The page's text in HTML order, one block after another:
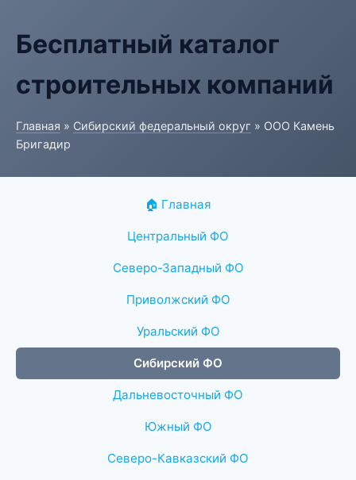
Бесплатный каталог
строительных компаний
Главная » Сибирский федеральный округ » ООО Камень
Бригадир
🏠 Главная
Центральный ФО
Северо-Западный ФО
Приволжский ФО
Уральский ФО
Сибирский ФО
Дальневосточный ФО
Южный ФО
Северо-Кавказский ФО